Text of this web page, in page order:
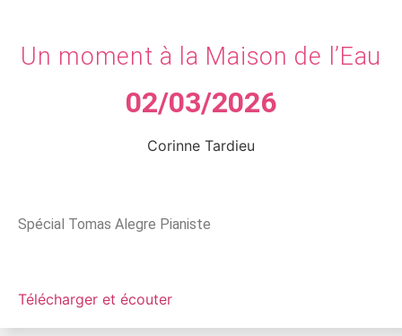
Un moment à la Maison de l’Eau
02/03/2026
Corinne Tardieu
Spécial Tomas Alegre Pianiste
Télécharger et écouter